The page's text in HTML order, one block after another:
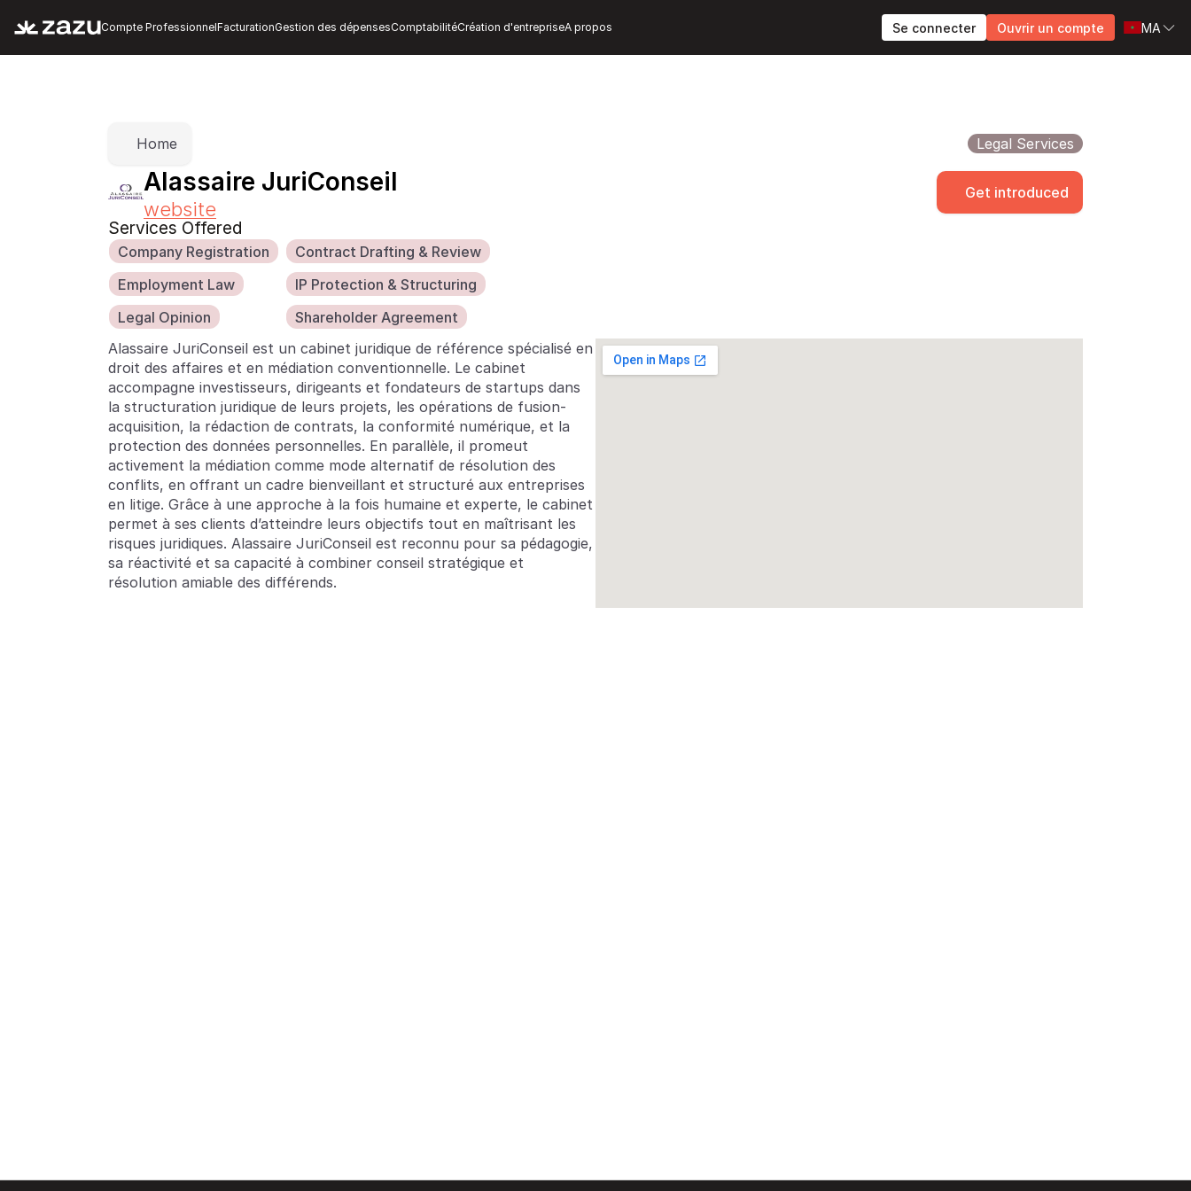
Compte ProfessionnelFacturationGestion des dépensesComptabilitéCréation d'entrepriseA propos Se connecter Ouvrir un compte MA
Home Legal Services
Alassaire JuriConseil
website
Get introduced
Services Offered
Company Registration
Contract Drafting & Review
Employment Law
IP Protection & Structuring
Legal Opinion
Shareholder Agreement
Alassaire JuriConseil est un cabinet juridique de référence spécialisé en
droit des affaires et en médiation conventionnelle. Le cabinet
accompagne investisseurs, dirigeants et fondateurs de startups dans
la structuration juridique de leurs projets, les opérations de fusion-
acquisition, la rédaction de contrats, la conformité numérique, et la
protection des données personnelles. En parallèle, il promeut
activement la médiation comme mode alternatif de résolution des
conflits, en offrant un cadre bienveillant et structuré aux entreprises
en litige. Grâce à une approche à la fois humaine et experte, le cabinet
permet à ses clients d’atteindre leurs objectifs tout en maîtrisant les
risques juridiques. Alassaire JuriConseil est reconnu pour sa pédagogie,
sa réactivité et sa capacité à combiner conseil stratégique et
résolution amiable des différends.